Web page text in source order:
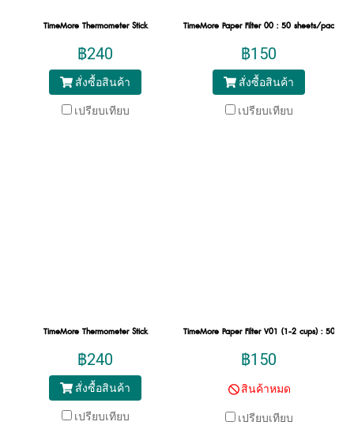
TimeMore Thermometer Stick
฿240
สั่งซื้อสินค้า
เปรียบเทียบ
TimeMore Paper Filter 00 : 50 sheets/pack
฿150
สั่งซื้อสินค้า
เปรียบเทียบ
TimeMore Thermometer Stick
฿240
สั่งซื้อสินค้า
เปรียบเทียบ
TimeMore Paper Filter V01 (1-2 cups) : 50
฿150
สินค้าหมด
เปรียบเทียบ